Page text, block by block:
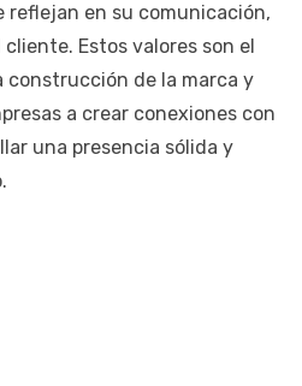
reflejan en su comunicación,
Estos valores son el
construcción de la marca y
a crear conexiones con
una presencia sólida y